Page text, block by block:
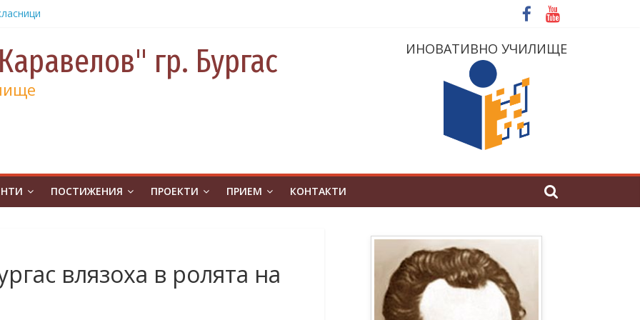
на
и 130
за
без
в ОУ
гр. Бургас ИНОВАТИВНО УЧИЛИЩЕ
ПОСТИЖЕНИЯ ПРОЕКТИ ПРИЕМ КОНТАКТИ
влязоха в ролята на